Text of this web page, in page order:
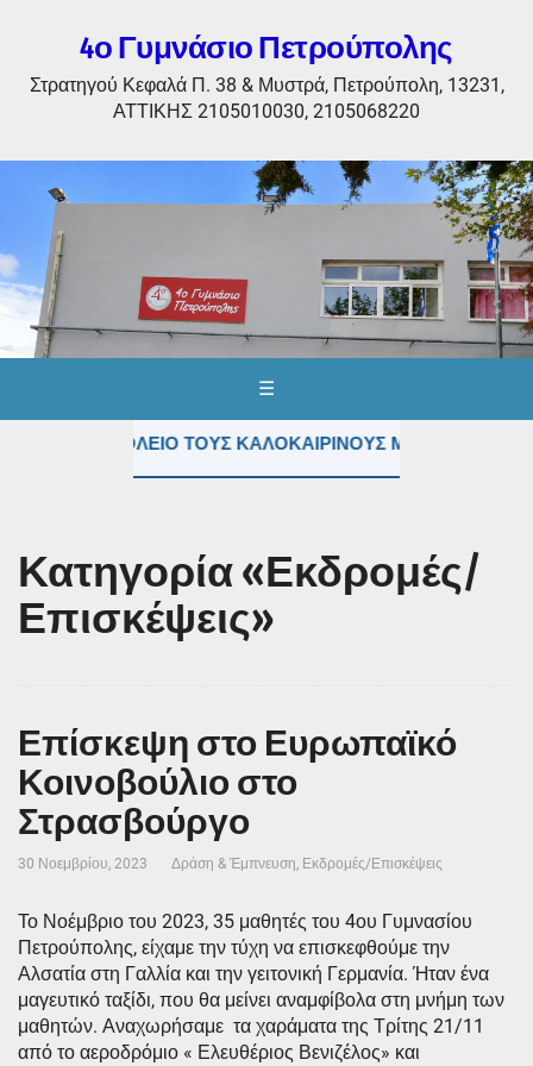
4ο Γυμνάσιο Πετρούπολης
Στρατηγού Κεφαλά Π. 38 & Μυστρά, Πετρούπολη, 13231,
ΑΤΤΙΚΗΣ 2105010030, 2105068220
☰
ΤΟ ΣΧΟΛΕΙΟ ΤΟΥΣ ΚΑΛΟΚΑΙΡΙΝΟΥΣ ΜΗΝΕΣ
Κατηγορία «Εκδρομές/
Επισκέψεις»
Επίσκεψη στο Ευρωπαϊκό
Κοινοβούλιο στο
Στρασβούργο
30 Νοεμβρίου, 2023 Δράση & Έμπνευση Εκδρομές/Επισκέψεις
Το Νοέμβριο του 2023, 35 μαθητές του 4ου Γυμνασίου
Πετρούπολης, είχαμε την τύχη να επισκεφθούμε την
Αλσατία στη Γαλλία και την γειτονική Γερμανία. Ήταν ένα
μαγευτικό ταξίδι, που θα μείνει αναμφίβολα στη μνήμη των
μαθητών. Αναχωρήσαμε τα χαράματα της Τρίτης 21/11
από το αεροδρόμιο « Ελευθέριος Βενιζέλος» και